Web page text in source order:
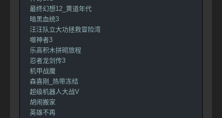
最终幻想12_黄道年代
暗黑血统3
汪汪队立大功拯救冒险湾
噬神者3
乐高积木拼砌旅程
忍者龙剑传3
机甲战魔
森喜刚_热带冻结
超级机器人大战V
胡闹搬家
英雄不再